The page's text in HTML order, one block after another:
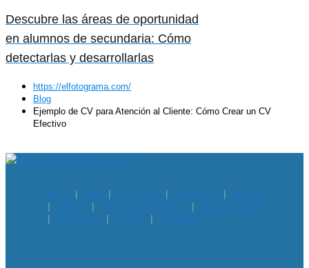
Descubre las áreas de oportunidad
en alumnos de secundaria: Cómo
detectarlas y desarrollarlas
https://elfotograma.com/
Blog
Ejemplo de CV para Atención al Cliente: Cómo Crear un CV
Efectivo
Autos Blog Facebook Instagram
Noticias
Oficina
Recursos Humanos
Redes Sociales
Streaming
Tik Tok Whatsapp